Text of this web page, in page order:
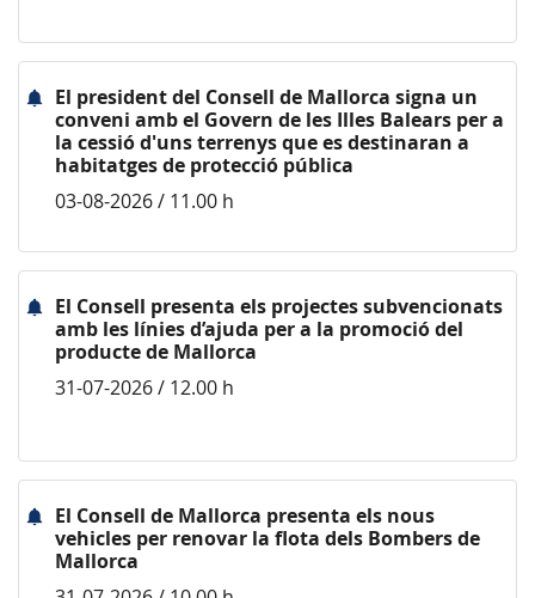
El president del Consell de Mallorca signa un
conveni amb el Govern de les Illes Balears per a
la cessió d'uns terrenys que es destinaran a
habitatges de protecció pública
03-08-2026 / 11.00 h
El Consell presenta els projectes subvencionats
amb les línies d’ajuda per a la promoció del
producte de Mallorca
31-07-2026 / 12.00 h
El Consell de Mallorca presenta els nous
vehicles per renovar la flota dels Bombers de
Mallorca